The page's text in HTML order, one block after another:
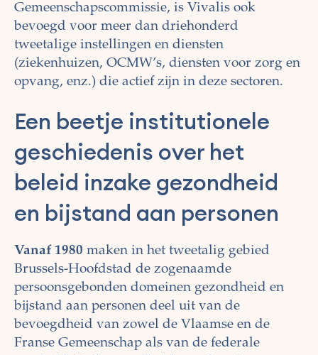
Gemeenschapscommissie, is Vivalis ook
bevoegd voor meer dan driehonderd
tweetalige instellingen en diensten
(ziekenhuizen, OCMW’s, diensten voor zorg en
opvang, enz.) die actief zijn in deze sectoren.
Een beetje institutionele
geschiedenis over het
beleid inzake gezondheid
en bijstand aan personen
Vanaf 1980 maken in het tweetalig gebied
Brussels-Hoofdstad de zogenaamde
persoonsgebonden domeinen gezondheid en
bijstand aan personen deel uit van de
bevoegdheid van zowel de Vlaamse en de
Franse Gemeenschap als van de federale